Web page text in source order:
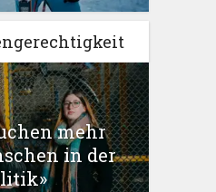
mehr
in der